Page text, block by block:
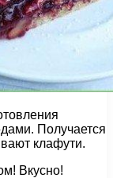
Получается
клафути.
Вкусно!